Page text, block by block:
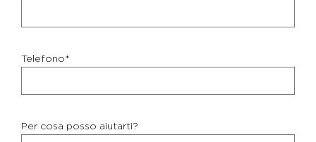
Telefono*
Per cosa posso aiutarti?